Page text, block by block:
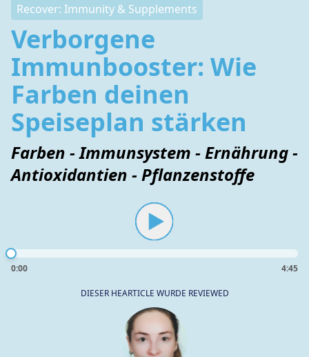
Recover: Immunity & Supplements
Verborgene
Immunbooster: Wie
Farben deinen
Speiseplan stärken
Farben - Immunsystem - Ernährung -
Antioxidantien - Pflanzenstoffe
0:00 4:45
DIESER HEARTICLE WURDE REVIEWED